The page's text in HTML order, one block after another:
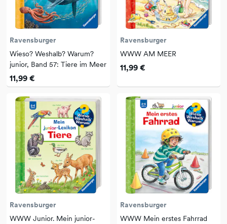
Ravensburger
Wieso? Weshalb? Warum?
junior, Band 57: Tiere im Meer
11,99 €
Ravensburger
WWW AM MEER
11,99 €
Ravensburger
WWW Junior. Mein junior-
Ravensburger
WWW Mein erstes Fahrrad